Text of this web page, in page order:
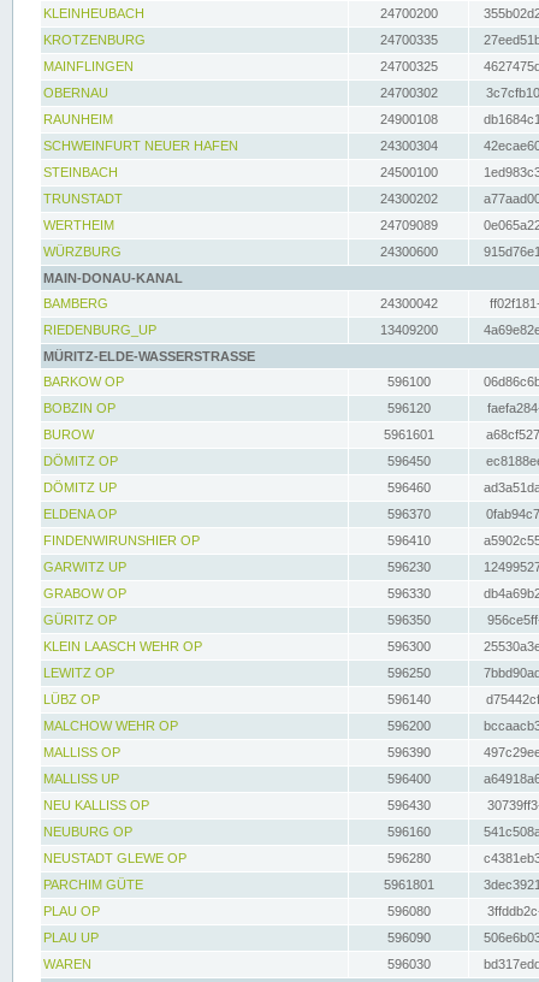
KLEINHEUBACH 24700200
KROTZENBURG
24700335
MAINFLINGEN
24700325
OBERNAU
24700302
RAUNHEIM
24900108
SCHWEINFURT NEUER HAFEN
24300304
STEINBACH
24500100
TRUNSTADT
24300202
WERTHEIM
24709089
WÜRZBURG
24300600
MAIN-DONAU-KANAL
BAMBERG
24300042
RIEDENBURG_UP
13409200
MÜRITZ-ELDE-WASSERSTRASSE
BARKOW OP
596100
BOBZIN OP
596120
BUROW
5961601
DÖMITZ OP
596450
DÖMITZ UP
596460
ELDENA OP
596370
FINDENWIRUNSHIER OP
596410
GARWITZ UP
596230
GRABOW OP
596330
GÜRITZ OP
596350
KLEIN LAASCH WEHR OP
596300
LEWITZ OP
596250
LÜBZ OP
596140
MALCHOW WEHR OP
596200
MALLISS OP
596390
MALLISS UP
596400
NEU KALLISS OP
596430
NEUBURG OP
596160
NEUSTADT GLEWE OP
596280
PARCHIM GÜTE
5961801
PLAU OP
596080
PLAU UP
596090
WAREN
596030